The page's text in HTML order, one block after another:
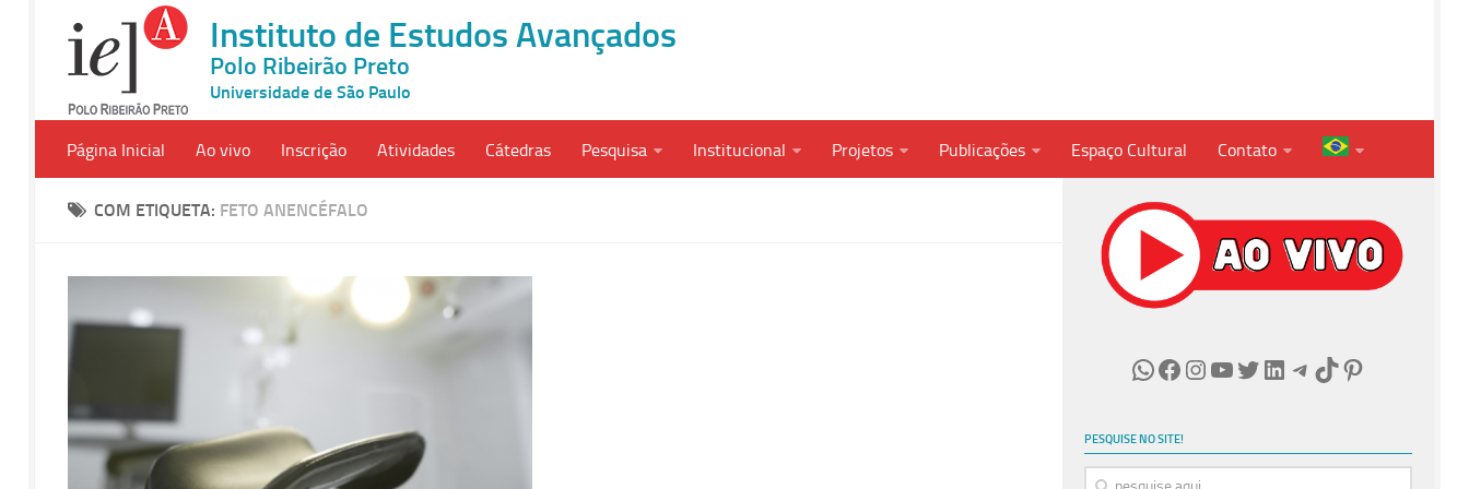
Instituto de Estudos Avançados
Polo Ribeirão Preto
Universidade de São Paulo
Página Inicial Ao vivo Inscrição Atividades Cátedras Pesquisa Institucional Projetos Publicações Espaço Cultural Contato
COM ETIQUETA: FETO ANENCÉFALO
WhatsApp
Facebook
Instagram
Youtube
Twitter
LinkedIn
Telegram
TikTokPinterest
PESQUISE NO SITE!